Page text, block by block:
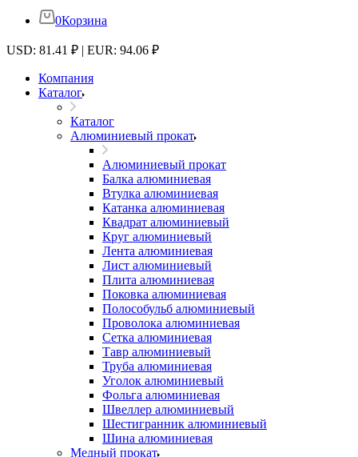
0Корзина
USD: 81.41 ₽ | EUR: 94.06 ₽
Компания
Каталог
Каталог
Алюминиевый прокат
Алюминиевый прокат
Балка алюминиевая
Втулка алюминиевая
Катанка алюминиевая
Квадрат алюминиевый
Круг алюминиевый
Лента алюминиевая
Лист алюминиевый
Плита алюминиевая
Поковка алюминиевая
Полособульб алюминиевый
Проволока алюминиевая
Сетка алюминиевая
Тавр алюминиевый
Труба алюминиевая
Уголок алюминиевый
Фольга алюминиевая
Швеллер алюминиевый
Шестигранник алюминиевый
Шина алюминиевая
Медный прокат